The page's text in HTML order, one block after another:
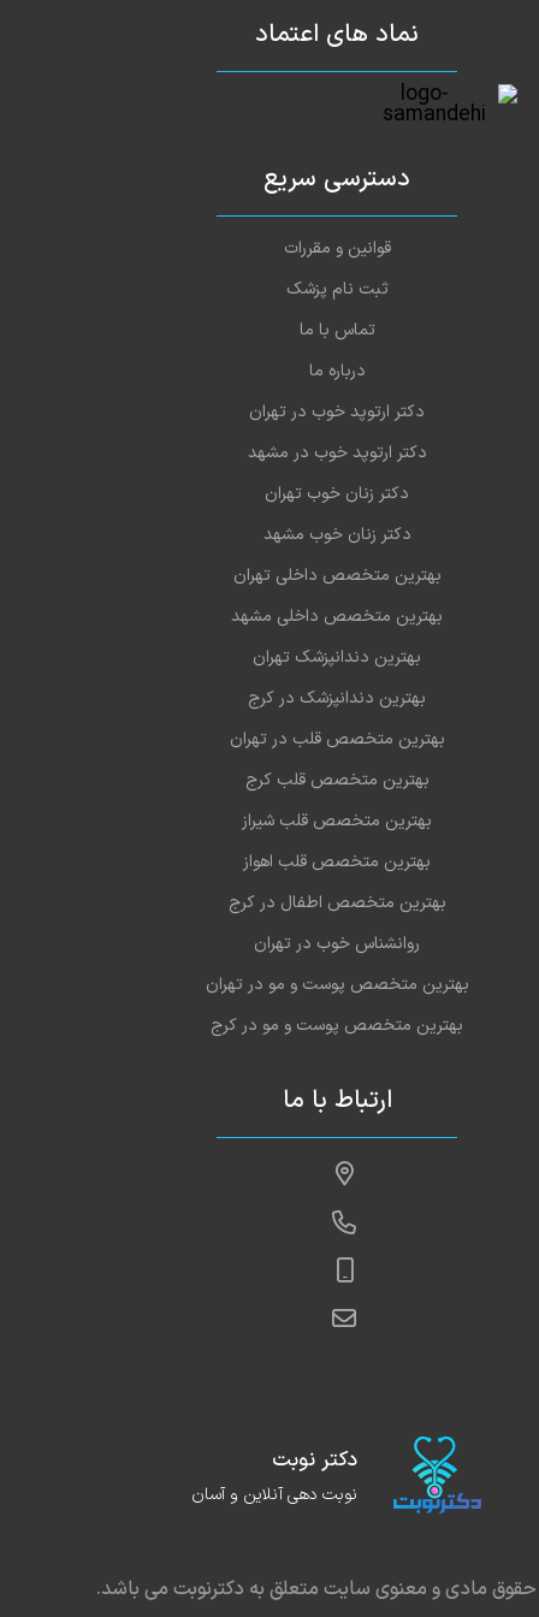
نماد های اعتماد
دسترسی سریع
قوانین و مقررات
ثبت نام پزشک
تماس با ما
درباره ما
دکتر ارتوپد خوب در تهران
دکتر ارتوپد خوب در مشهد
دکتر زنان خوب تهران
دکتر زنان خوب مشهد
بهترین متخصص داخلی تهران
بهترین متخصص داخلی مشهد
بهترین دندانپزشک تهران
بهترین دندانپزشک در کرج
بهترین متخصص قلب در تهران
بهترین متخصص قلب کرج
بهترین متخصص قلب شیراز
بهترین متخصص قلب اهواز
بهترین متخصص اطفال در کرج
روانشناس خوب در تهران
بهترین متخصص پوست و مو در تهران
بهترین متخصص پوست و مو در کرج
ارتباط با ما
دکتر نوبت
نوبت دهی آنلاین و آسان
مادی و معنوی سایت متعلق به دکترنوبت می باشد.